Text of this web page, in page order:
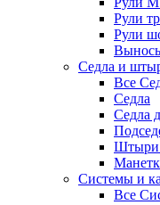
Рули
Рули
Седла и
Все
Седла
Седла
Штыри
Системы и
Все